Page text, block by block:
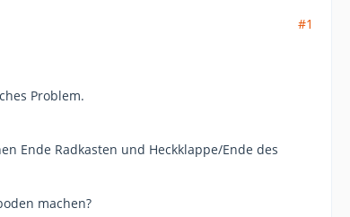
#1
Problem.
Ende Radkasten und Heckklappe/Ende des
machen?